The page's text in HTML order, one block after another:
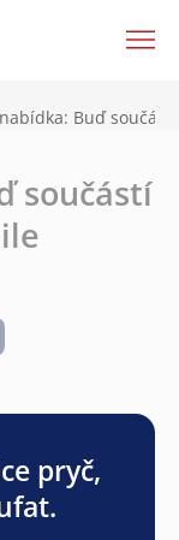
Buď
součástí
pryč,